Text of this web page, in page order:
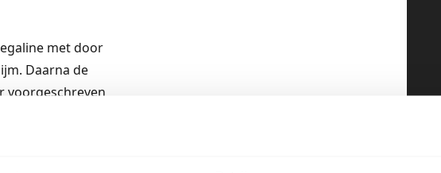
met door
Daarna de
voorgeschreven
naar keuze.
door de